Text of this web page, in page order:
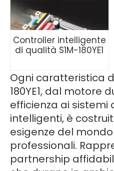
Controller intelligente
di qualità S1M-180YE1
Ogni caratteristica di
180YE1, dal motore
efficienza ai sistemi
intelligenti, è
esigenze del
professionali.
partnership